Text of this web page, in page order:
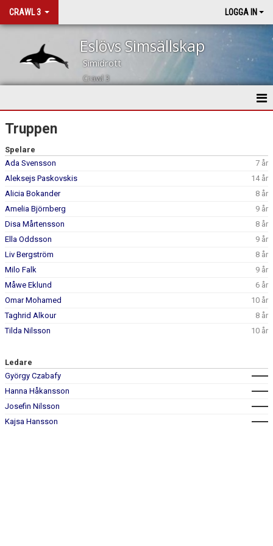
CRAWL 3 LOGGA IN
Eslövs Simsällskap
Simidrott
Crawl 3
HEM
NYHETER
KALENDER
BILDGALLERI
DOKUMENT
KONTAKT
Truppen
Spelare
Ada Svensson
7 år
Aleksejs Paskovskis
14 år
Alicia Bokander
8 år
Amelia Björnberg
9 år
Disa Mårtensson
8 år
Ella Oddsson
9 år
Liv Bergström
8 år
Milo Falk
9 år
Måwe Eklund
6 år
Omar Mohamed
10 år
Taghrid Alkour
8 år
Tilda Nilsson
10 år
Ledare
György Czabafy
Hanna Håkansson
Josefin Nilsson
Kajsa Hansson